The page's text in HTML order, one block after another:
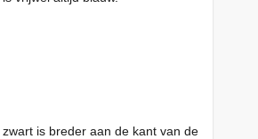
is breder aan de kant van de